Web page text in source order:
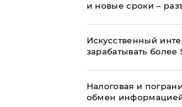
и новые сроки –
Искусственный
зарабатывать более
Налоговая и
обмен